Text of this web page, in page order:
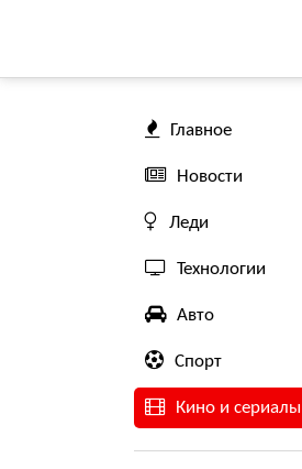
Главное
Новости
Леди
Технологии
Авто
Спорт
Кино и сериалы